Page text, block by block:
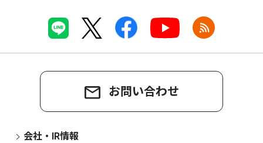
お問い合わせ
会社・IR情報